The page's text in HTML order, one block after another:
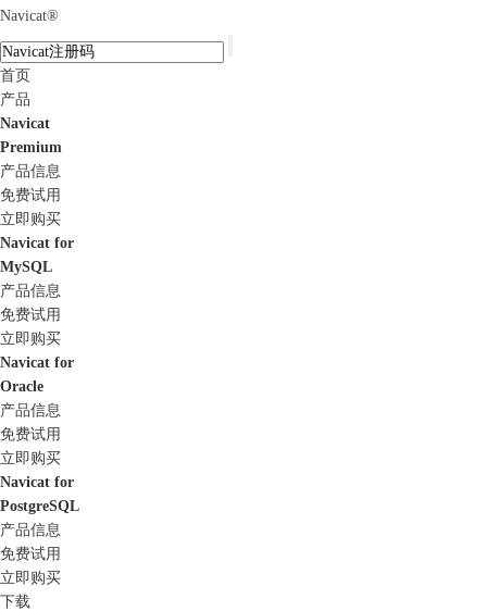
Navicat®
首页
产品
Navicat
Premium
产品信息
免费试用
立即购买
Navicat for
MySQL
产品信息
免费试用
立即购买
Navicat for
Oracle
产品信息
免费试用
立即购买
Navicat for
PostgreSQL
产品信息
免费试用
立即购买
下载